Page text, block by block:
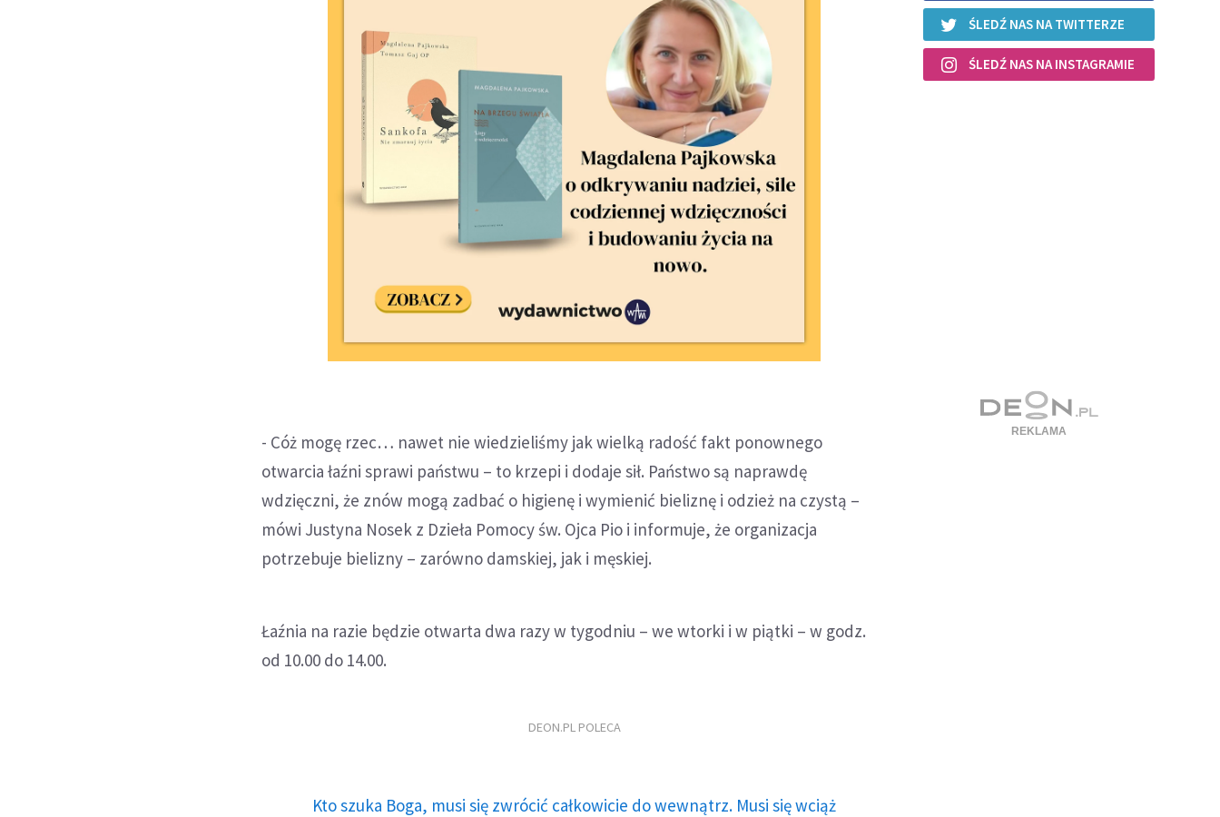
- Cóż mogę rzec… nawet nie wiedzieliśmy jak wielką radość fakt ponownego
otwarcia łaźni sprawi państwu – to krzepi i dodaje sił. Państwo są naprawdę
wdzięczni, że znów mogą zadbać o higienę i wymienić bieliznę i odzież na czystą –
mówi Justyna Nosek z Dzieła Pomocy św. Ojca Pio i informuje, że organizacja
potrzebuje bielizny – zarówno damskiej, jak i męskiej.
Łaźnia na razie będzie otwarta dwa razy w tygodniu – we wtorki i w piątki – w godz.
od 10.00 do 14.00.
DEON.PL POLECA
Kto szuka Boga, musi się zwrócić całkowicie do wewnątrz. Musi się wciąż
ŚLEDŹ NAS NA TWITTERZE
ŚLEDŹ NAS NA INSTAGRAMIE